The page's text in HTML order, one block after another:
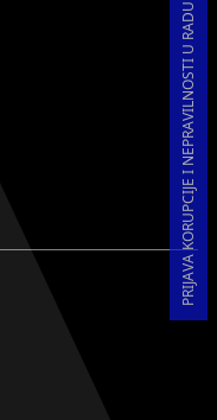
PRIJAVA KORUPCIJE I NEPRAVILNOSTI U RADU